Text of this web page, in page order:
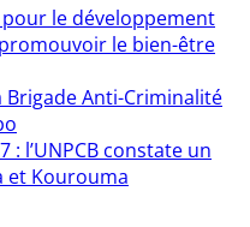
le développement
le bien-être
Brigade Anti-Criminalité
: l’UNPCB constate un
et Kourouma